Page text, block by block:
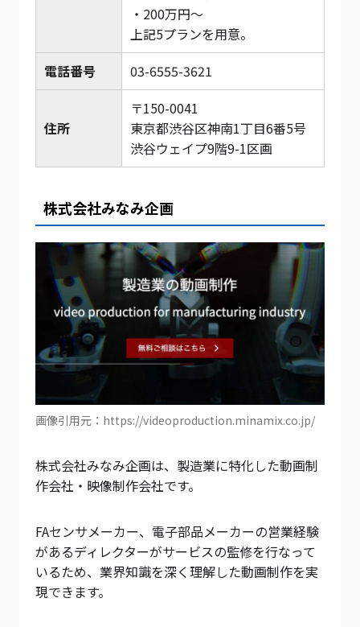
・200万円〜
上記5プランを用意。
電話番号
03-6555-3621
住所
〒150-0041
東京都渋谷区神南1丁目6番5号
渋谷ウェイプ9階9-1区画
株式会社みなみ企画
画像引用元：https://videoproduction.minamix.co.jp/
株式会社みなみ企画は、製造業に特化した動画制
作会社・映像制作会社です。
FAセンサメーカー、電子部品メーカーの営業経験
があるディレクターがサービスの監修を行なって
いるため、業界知識を深く理解した動画制作を実
現できます。